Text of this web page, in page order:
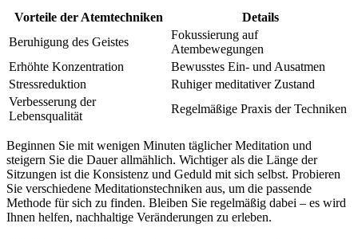
Vorteile der Atemtechniken
Details
Beruhigung des Geistes
Fokussierung auf
Atembewegungen
Erhöhte Konzentration
Bewusstes Ein- und Ausatmen
Stressreduktion
Ruhiger meditativer Zustand
Verbesserung der
Lebensqualität
Regelmäßige Praxis der Techniken
Beginnen Sie mit wenigen Minuten täglicher Meditation und
steigern Sie die Dauer allmählich. Wichtiger als die Länge der
Sitzungen ist die Konsistenz und Geduld mit sich selbst. Probieren
Sie verschiedene Meditationstechniken aus, um die passende
Methode für sich zu finden. Bleiben Sie regelmäßig dabei – es wird
Ihnen helfen, nachhaltige Veränderungen zu erleben.